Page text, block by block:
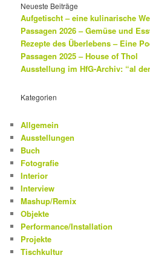
Neueste Beiträge
Aufgetischt – eine kulinarische
Passagen 2026 – Gemüse und
Rezepte des Überlebens – Eine
Passagen 2025 – House of Thol
Ausstellung im HfG-Archiv: “al
Kategorien
Allgemein
Ausstellungen
Buch
Fotografie
Interior
Interview
Mashup/Remix
Objekte
Performance/Installation
Projekte
Tischkultur